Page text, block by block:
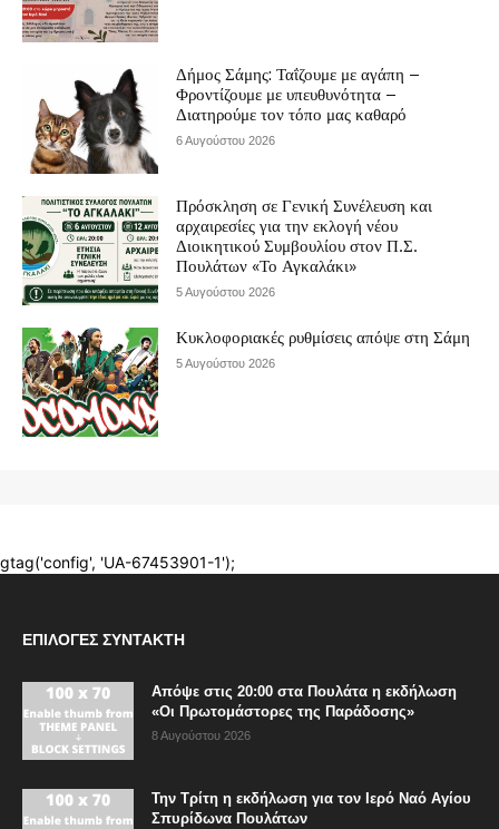
ΕΠΙΛΟΓΈΣ ΣΥΝΤΆΚΤΗ
Απόψε στις 20:00 στα Πουλάτα η εκδήλωση
«Οι Πρωτομάστορες της Παράδοσης»
8 Αυγούστου 2026
Την Τρίτη η εκδήλωση για τον Ιερό Ναό Αγίου
Σπυρίδωνα Πουλάτων